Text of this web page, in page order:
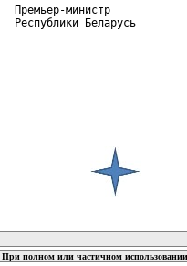
Премьер-министр
Республики
При полном или частичном